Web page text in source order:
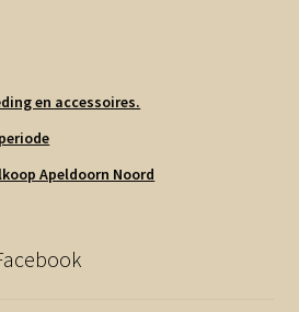
en accessoires.
Apeldoorn Noord